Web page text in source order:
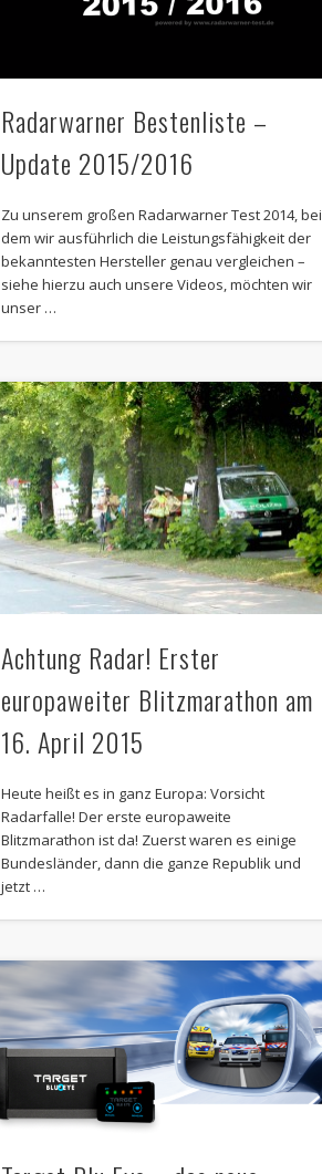
Radarwarner Bestenliste –
Update 2015/2016
Zu unserem großen Radarwarner Test 2014, bei
dem wir ausführlich die Leistungsfähigkeit der
bekanntesten Hersteller genau vergleichen –
siehe hierzu auch unsere Videos, möchten wir
unser …
Achtung Radar! Erster
europaweiter Blitzmarathon am
16. April 2015
Heute heißt es in ganz Europa: Vorsicht
Radarfalle! Der erste europaweite
Blitzmarathon ist da! Zuerst waren es einige
Bundesländer, dann die ganze Republik und
jetzt …